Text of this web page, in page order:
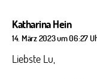
Katharina Heinsagt:
14. März 2023 um 06:27
Liebste Lu,